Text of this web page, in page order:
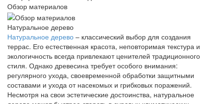
Обзор материалов
Натуральное дерево
Натуральное дерево – классический выбор для создания
террас. Его естественная красота, неповторимая текстура и
экологичность всегда привлекают ценителей традиционного
стиля. Однако древесина требует особого внимания:
регулярного ухода, своевременной обработки защитными
составами и ухода от насекомых и грибковых поражений.
Несмотря на свои эстетические достоинства, натуральное